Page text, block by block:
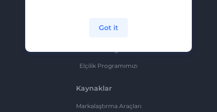
Elçilik Programımızı
Kaynaklar
Markalaştırma Araçları
Got it